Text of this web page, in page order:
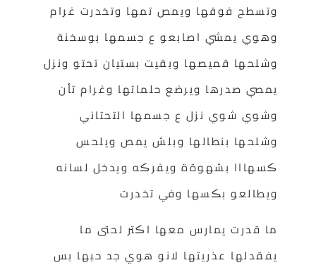
وتسطح فوقها ويمص تمها وتخدرت غرام
وهوي يمشي اصابعو ع جسمها بوسخنة
وشلحها قميصها وبقيت بستيان تحتو ونزل
يمصي صدرها ويرضع حلماتها وغرام تأن
وشوي شوي نزل ع جسمها التحتاني
وشلحها بنطالها وبلش يمص ويلحس
ڪسهااا بشهوةة ويفرڪه ويدخل لسانه
ويطالعو بڪسها وفي تخدرت
ما قدرت يمارس معها اڪتر لحتى ما
يفقدلها عذريتها لانو هوي جد حبها بس